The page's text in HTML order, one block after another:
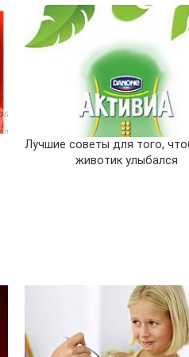
Лучшие советы для того,
животик улыбался